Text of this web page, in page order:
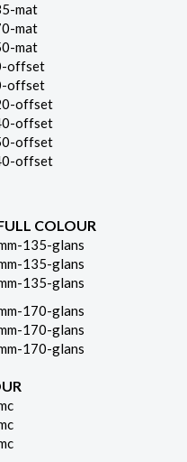
mat
mat
mat
offset
offset
offset
offset
offset
offset
COLOUR
135-glans
135-glans
135-glans
170-glans
170-glans
170-glans